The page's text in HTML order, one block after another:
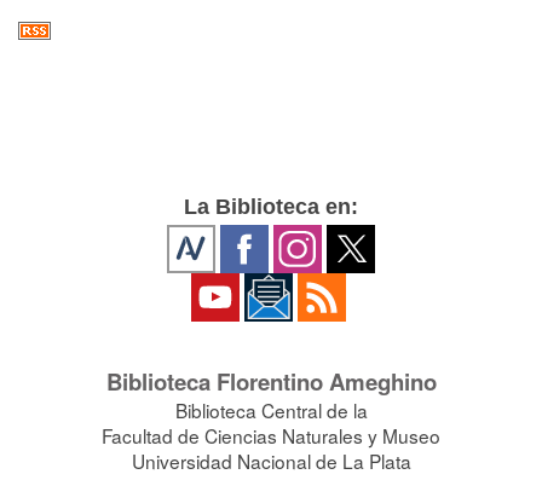
La Biblioteca en:
Biblioteca Florentino Ameghino
Biblioteca Central de la
Facultad de Ciencias Naturales y Museo
Universidad Nacional de La Plata